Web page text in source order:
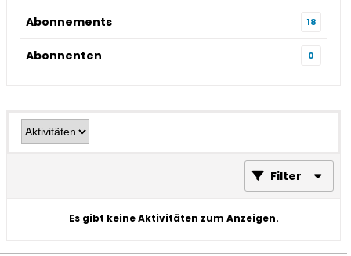
Abonnements 18
Abonnenten 0
Filter
Es gibt keine Aktivitäten zum Anzeigen.